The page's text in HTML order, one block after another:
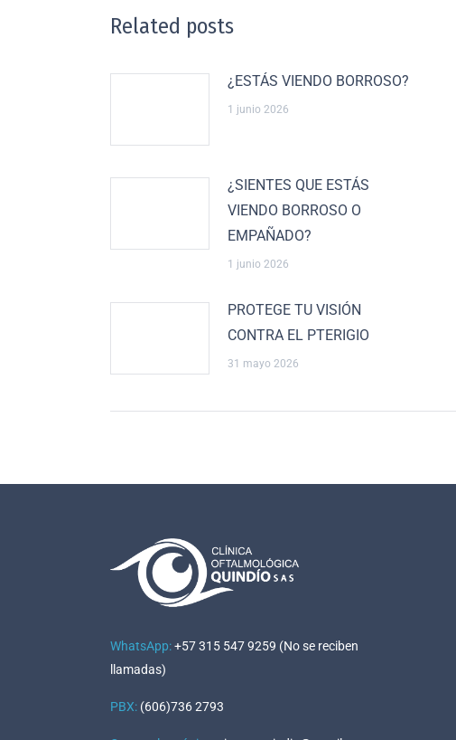
Related posts
¿ESTÁS VIENDO BORROSO?
1 junio 2026
¿SIENTES QUE ESTÁS
VIENDO BORROSO O
EMPAÑADO?
1 junio 2026
PROTEGE TU VISIÓN
CONTRA EL PTERIGIO
31 mayo 2026
WhatsApp:+57 315 547 9259 (No se reciben
llamadas)
PBX: (606)736 2793